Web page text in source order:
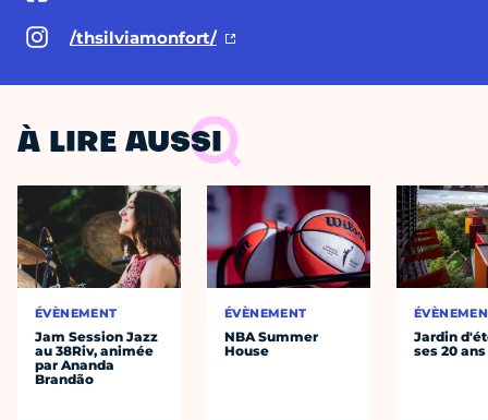
/thsilviamonfort/
À LIRE AUSSI
ÉVÈNEMENT
Jam Session Jazz
au 38Riv, animée
par Ananda
Brandão
ÉVÈNEMENT
NBA Summer
House
Jardin
ses 20 ans